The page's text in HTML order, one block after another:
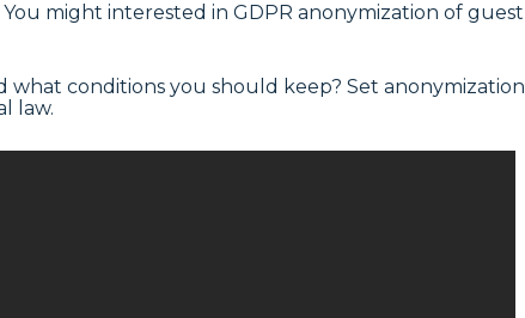
might interested in GDPR anonymization of guest
what conditions you should keep? Set anonymization
law.